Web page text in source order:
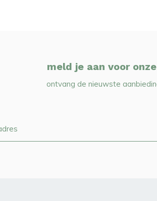
meld je aan voor
ontvang de nieuwste